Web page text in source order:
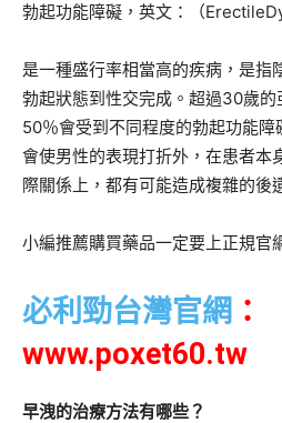
勃起功能障礙，英文：（
是一種盛行率相當高的疾病，是指
勃起狀態到性交完成。超過30歲
50％會受到不同程度的勃起功能
會使男性的表現打折外，在患者本
際關係上，都有可能造成複雜的後
小編推薦購買藥品一定要上正規官
必利勁台灣官網 ：
www.poxet60.tw
早洩的治療方法有哪些？